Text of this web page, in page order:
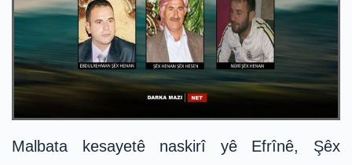
Malbata kesayetê naskirî yê Efrînê, Şêx